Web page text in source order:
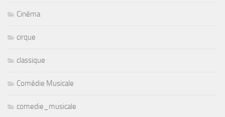
Cinéma
cirque
classique
Comédie Musicale
comedie_musicale